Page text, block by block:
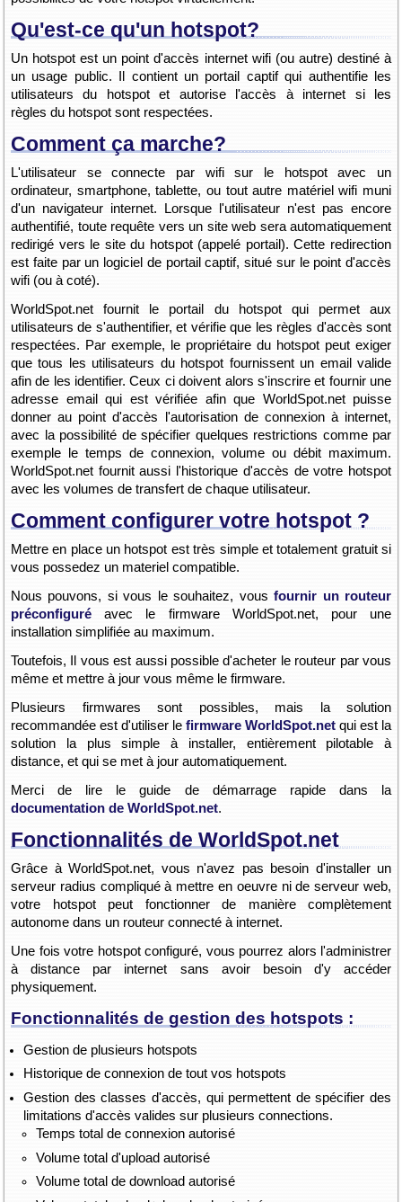
Qu'est-ce qu'un hotspot?
Un hotspot est un point d'accès internet wifi (ou autre) destiné à
un usage public. Il contient un portail captif qui authentifie les
utilisateurs du hotspot et autorise l'accès à internet si les
règles du hotspot sont respectées.
Comment ça marche?
L'utilisateur se connecte par wifi sur le hotspot avec un
ordinateur, smartphone, tablette, ou tout autre matériel wifi muni
d'un navigateur internet. Lorsque l'utilisateur n'est pas encore
authentifié, toute requête vers un site web sera automatiquement
redirigé vers le site du hotspot (appelé portail). Cette redirection
est faite par un logiciel de portail captif, situé sur le point d'accès
wifi (ou à coté).
WorldSpot.net fournit le portail du hotspot qui permet aux
utilisateurs de s'authentifier, et vérifie que les règles d'accès sont
respectées. Par exemple, le propriétaire du hotspot peut exiger
que tous les utilisateurs du hotspot fournissent un email valide
afin de les identifier. Ceux ci doivent alors s'inscrire et fournir une
adresse email qui est vérifiée afin que WorldSpot.net puisse
donner au point d'accès l'autorisation de connexion à internet,
avec la possibilité de spécifier quelques restrictions comme par
exemple le temps de connexion, volume ou débit maximum.
WorldSpot.net fournit aussi l'historique d'accès de votre hotspot
avec les volumes de transfert de chaque utilisateur.
Comment configurer votre hotspot ?
Mettre en place un hotspot est très simple et totalement gratuit si
vous possedez un materiel compatible.
Nous pouvons, si vous le souhaitez, vousfournir un routeur
préconfiguré avec le firmware WorldSpot.net, pour une
installation simplifiée au maximum.
Toutefois, Il vous est aussi possible d'acheter le routeur par vous
même et mettre à jour vous même le firmware.
Plusieurs firmwares sont possibles, mais la solution
recommandée est d'utiliser le firmware WorldSpot.net qui est la
solution la plus simple à installer, entièrement pilotable à
distance, et qui se met à jour automatiquement.
Merci de lire le guide de démarrage rapide dans la
documentation de WorldSpot.net.
Fonctionnalités de WorldSpot.net
Grâce à WorldSpot.net, vous n'avez pas besoin d'installer un
serveur radius compliqué à mettre en oeuvre ni de serveur web,
votre hotspot peut fonctionner de manière complètement
autonome dans un routeur connecté à internet.
Une fois votre hotspot configuré, vous pourrez alors l'administrer
à distance par internet sans avoir besoin d'y accéder
physiquement.
Fonctionnalités de gestion des hotspots :
Gestion de plusieurs hotspots
Historique de connexion de tout vos hotspots
Gestion des classes d'accès, qui permettent de spécifier des
limitations d'accès valides sur plusieurs connections.
Temps total de connexion autorisé
Volume total d'upload autorisé
Volume total de download autorisé